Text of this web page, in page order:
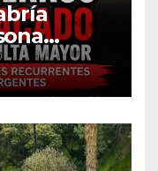
la